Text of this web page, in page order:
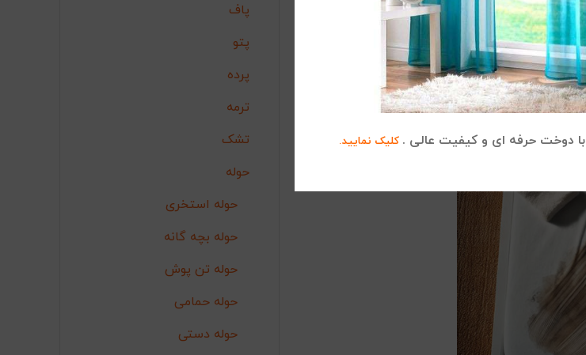
با دوخت حرفه ای و کیفیت عالی . کلیک نمایید.
پاف
پتو
پرده
ترمه
تشک
حوله
حوله استخری
حوله بچه گانه
حوله تن پوش
حوله حمامی
حوله دستی